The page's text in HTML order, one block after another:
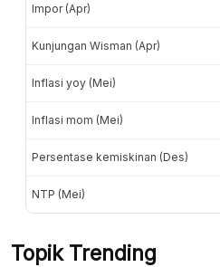
Impor (Apr)
Kunjungan Wisman (Apr)
Inflasi yoy (Mei)
Inflasi mom (Mei)
Persentase kemiskinan (Des)
NTP (Mei)
Topik Trending